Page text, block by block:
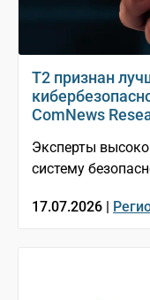
T2 признан
ComNews
Эксперты
систему
17.07.2026 |